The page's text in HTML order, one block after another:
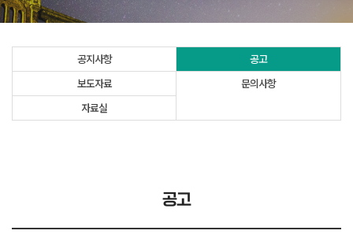
공지사항
공고
보도자료
문의사항
자료실
공고